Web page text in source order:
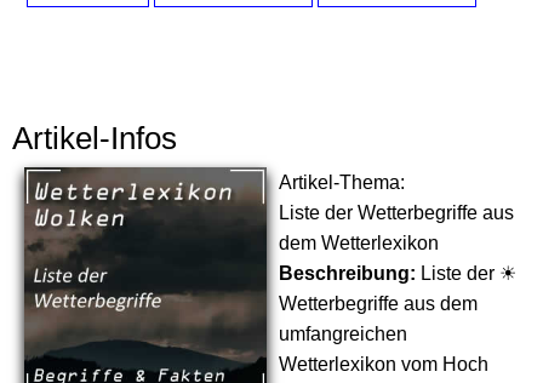
Artikel-Infos
Artikel-Thema:
Liste der Wetterbegriffe aus
dem Wetterlexikon
Beschreibung: Liste der ☀
Wetterbegriffe aus dem
umfangreichen
Wetterlexikon vom Hoch